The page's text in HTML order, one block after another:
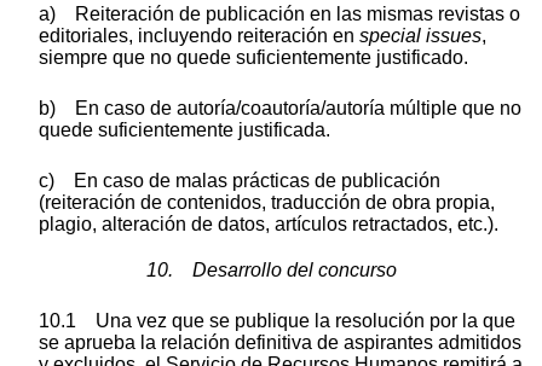
a) Reiteración de publicación en las mismas revistas o
editoriales, incluyendo reiteración en special issues,
siempre que no quede suficientemente justificado.
b) En caso de autoría/coautoría/autoría múltiple que no
quede suficientemente justificada.
c) En caso de malas prácticas de publicación
(reiteración de contenidos, traducción de obra propia,
plagio, alteración de datos, artículos retractados, etc.).
10. Desarrollo del concurso
10.1 Una vez que se publique la resolución por la que
se aprueba la relación definitiva de aspirantes admitidos